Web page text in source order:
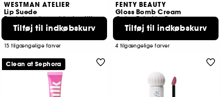
WESTMAN ATELIER
Lip Suede
Fugtgivende mat læbestift med hyaluronsyre
18
459,00 KR
15 tilgængelige farver
Tilføj til indkøbskurv
FENTY BEAUTY
Gloss Bomb Cream
Color Drip Lip Cream
237
199,00 KR
4 tilgængelige farver
Tilføj til indkøbskurv
Clean at Sephora